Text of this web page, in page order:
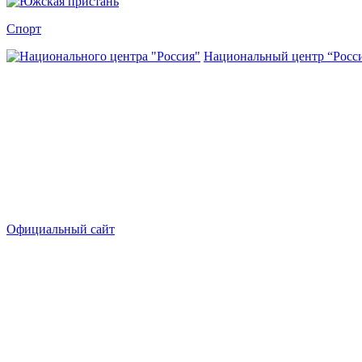
Спорт
Национальный центр
Официальный сайт